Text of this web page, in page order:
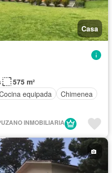
Casa
575 m²
equipada
Chimenea
INMOBILIARIA